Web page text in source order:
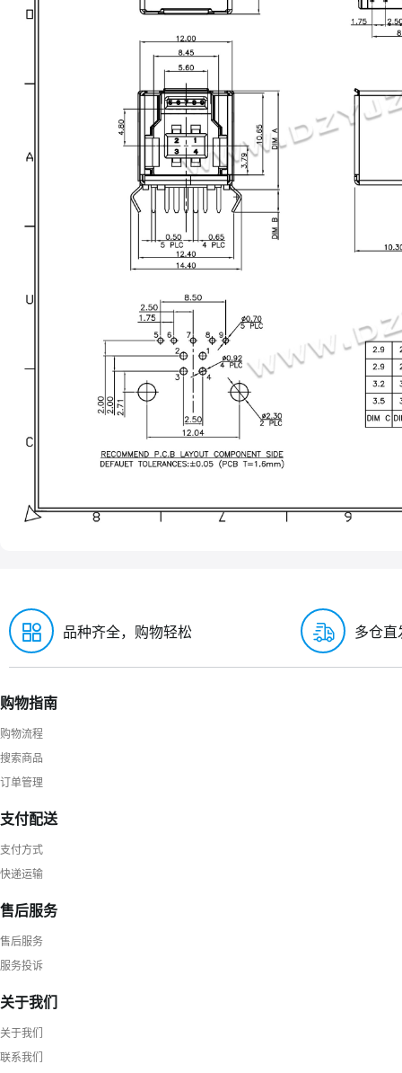
品种齐全，购物轻松 多仓直
购物指南
购物流程
搜索商品
订单管理
支付配送
支付方式
快递运输
售后服务
售后服务
服务投诉
关于我们
关于我们
联系我们